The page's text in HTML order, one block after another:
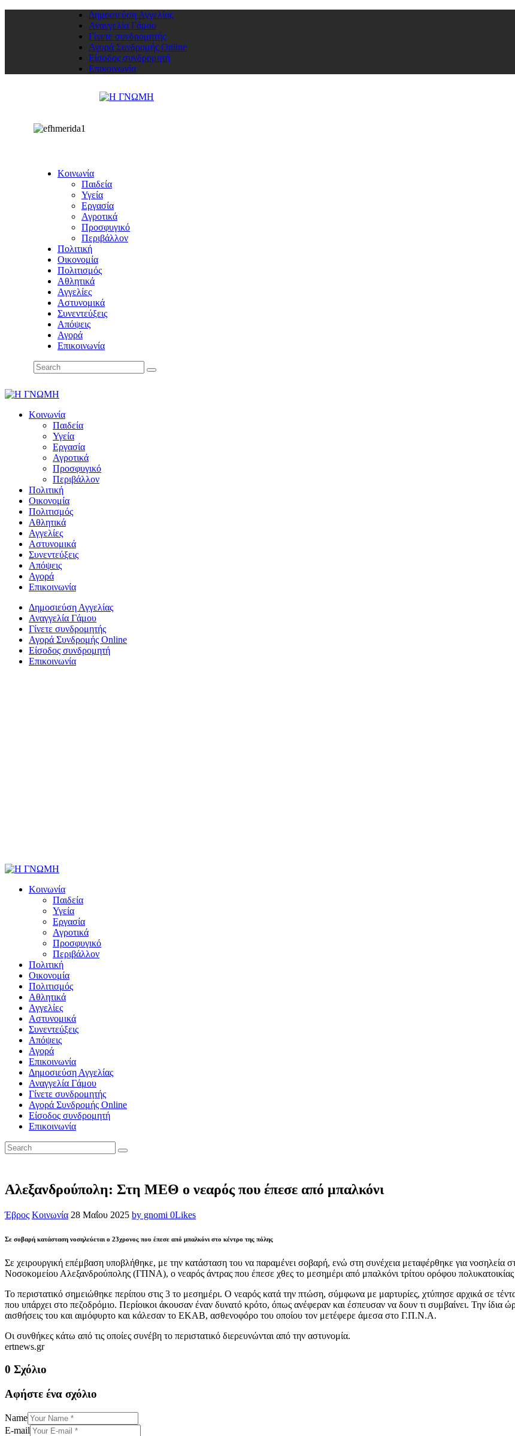
Δημοσιεύση Αγγελίας
Αναγγελία Γάμου
Γίνετε συνδρομητής
Αγορά Συνδρομής Online
Είσοδος συνδρομητή
Επικοινωνία
Κοινωνία
Παιδεία
Υγεία
Εργασία
Αγροτικά
Προσφυγικό
Περιβάλλον
Πολιτική
Οικονομία
Πολιτισμός
Αθλητικά
Αγγελίες
Αστυνομικά
Συνεντεύξεις
Απόψεις
Αγορά
Επικοινωνία
Κοινωνία
Παιδεία
Υγεία
Εργασία
Αγροτικά
Προσφυγικό
Περιβάλλον
Πολιτική
Οικονομία
Πολιτισμός
Αθλητικά
Αγγελίες
Αστυνομικά
Συνεντεύξεις
Απόψεις
Αγορά
Επικοινωνία
Δημοσιεύση Αγγελίας
Αναγγελία Γάμου
Γίνετε συνδρομητής
Αγορά Συνδρομής Online
Είσοδος συνδρομητή
Επικοινωνία
Κοινωνία
Παιδεία
Υγεία
Εργασία
Αγροτικά
Προσφυγικό
Περιβάλλον
Πολιτική
Οικονομία
Πολιτισμός
Αθλητικά
Αγγελίες
Αστυνομικά
Συνεντεύξεις
Απόψεις
Αγορά
Επικοινωνία
Δημοσιεύση Αγγελίας
Αναγγελία Γάμου
Γίνετε συνδρομητής
Αγορά Συνδρομής Online
Είσοδος συνδρομητή
Επικοινωνία
Αλεξανδρούπολη: Στη ΜΕΘ ο νεαρός που έπεσε από μπαλκόνι
Έβρος Κοινωνία 28 Μαΐου 2025 by gnomi 0Likes
Σε σοβαρή κατάσταση νοσηλεύεται ο 23χρονος που έπεσε από μπαλκόνι στο κέντρο της πόλης
Σε χειρουργική επέμβαση υποβλήθηκε, με την κατάσταση του να παραμένει σοβαρή, ενώ στη συνέχεια μεταφέρθηκε για
Νοσοκομείου Αλεξανδρούπολης (ΓΠΝΑ), ο νεαρός άντρας που έπεσε χθες το μεσημέρι από μπαλκόνι τρίτου ορόφου
Το περιστατικό σημειώθηκε περίπου στις 3 το μεσημέρι. Ο νεαρός κατά την πτώση, σύμφωνα με μαρτυρίες, χτύπησε αρχικά σε
που υπάρχει στο πεζοδρόμιο. Περίοικοι άκουσαν έναν δυνατό κρότο, όπως ανέφεραν και έσπευσαν να δουν τι συμβαίνει. Την ίδια
αισθήσεις του και αιμόφυρτο και κάλεσαν το ΕΚΑΒ, ασθενοφόρο του οποίου τον μετέφερε άμεσα στο Γ.Π.Ν.Α.
Οι συνθήκες κάτω από τις οποίες συνέβη το περιστατικό διερευνώνται από την αστυνομία.
ertnews.gr
0 Σχόλιο
Αφήστε ένα σχόλιο
Name
E-mail